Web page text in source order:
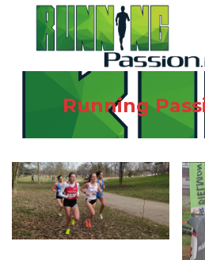
Running